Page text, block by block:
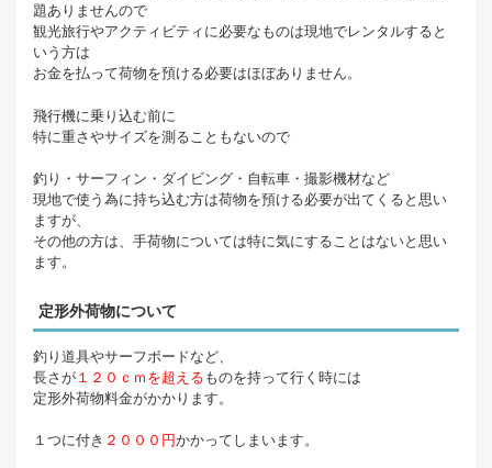
題ありませんので
観光旅行やアクティビティに必要なものは現地でレンタルすると
いう方は
お金を払って荷物を預ける必要はほぼありません。
飛行機に乗り込む前に
特に重さやサイズを測ることもないので
釣り・サーフィン・ダイビング・自転車・撮影機材など
現地で使う為に持ち込む方は荷物を預ける必要が出てくると思い
ますが、
その他の方は、手荷物については特に気にすることはないと思い
ます。
定形外荷物について
釣り道具やサーフボードなど、
長さが １２０ｃｍを超える ものを持って行く時には
定形外荷物料金がかかります。
１つに付き ２０００円かかってしまいます。